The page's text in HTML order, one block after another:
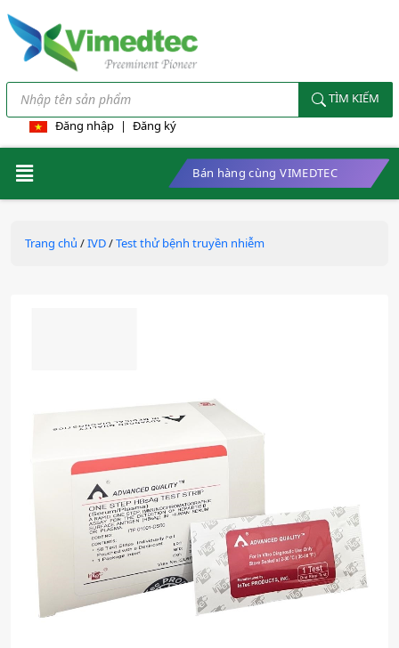
TÌM KIẾM
Đăng nhập | Đăng ký
Bán hàng cùng VIMEDTEC
Trang chủ /IVD/Test thử bệnh truyền nhiễm